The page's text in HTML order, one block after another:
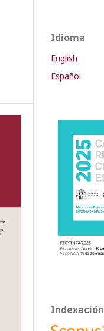
Idioma
English
Español
Indexación